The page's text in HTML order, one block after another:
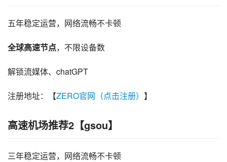
五年稳定运营，网络流畅不卡顿
全球高速节点，不限设备数
解锁流媒体、chatGPT
注册地址：【ZERO官网（点击注册） 】
高速机场推荐2【gsou】
三年稳定运营，网络流畅不卡顿